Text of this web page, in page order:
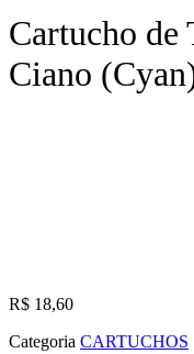
Cartucho
Ciano
R$ 18,60
Categoria CARTUCHOS